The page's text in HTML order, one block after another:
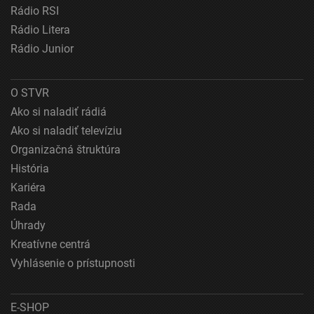
reklamy
Vytvoriť profily na prispôsobenie obsahu
Meranie výkonnosti reklamy
Meranie výkonnosti obsahu
Pochopiť cieľové skupiny na základe štatistík
alebo spájania údajov z rôznych zdrojov
Vývoj a zlepšovanie služieb
Špeciálne funkcie IAB:
Používanie presných údajov o geografickej
Identifikácia zariadení na základe aktívne
Rádio RSI
Rádio Litera
Rádio Junior
O STVR
Ako si naladiť rádiá
Ako si naladiť televíziu
Organizačná štruktúra
História
Kariéra
Rada
Úhrady
Kreatívne centrá
Vyhlásenie o prístupnosti
E-SHOP